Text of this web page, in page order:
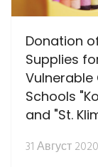
Donation
Supplies
Schools
and "St.
31 Август 2020